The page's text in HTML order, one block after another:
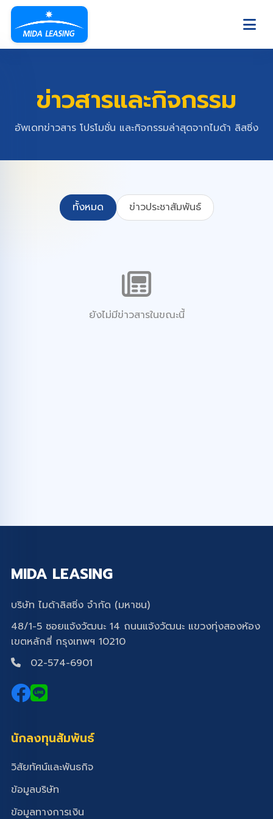
ข่าวสารและกิจกรรม
อัพเดทข่าวสาร โปรโมชั่น และกิจกรรมล่าสุดจากไมด้า ลิสซิ่ง
ทั้งหมด ข่าวประชาสัมพันธ์
ยังไม่มีข่าวสารในขณะนี้
MIDA LEASING
บริษัท ไมด้าลิสซิ่ง จำกัด (มหาชน)
48/1-5 ซอยแจ้งวัฒนะ 14 ถนนแจ้งวัฒนะ แขวงทุ่งสองห้อง
เขตหลักสี่ กรุงเทพฯ 10210
02-574-6901
นักลงทุนสัมพันธ์
วิสัยทัศน์และพันธกิจ
ข้อมูลบริษัท
ข้อมูลทางการเงิน